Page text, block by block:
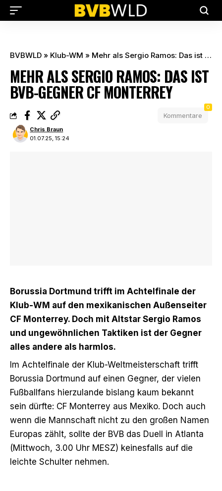
BVBWLD » Klub-WM » Mehr als Sergio Ramos: Das ist BVB-Gegner CF Monterrey
MEHR ALS SERGIO RAMOS: DAS IST
BVB-GEGNER CF MONTERREY
01.07.25, 15:24
Chris Braun
Kommentare
0
Borussia Dortmund trifft im Achtelfinale der
Klub-WM auf den mexikanischen Außenseiter
CF Monterrey. Doch mit Altstar Sergio Ramos
und ungewöhnlichen Taktiken ist der Gegner
alles andere als harmlos.
Im Achtelfinale der Klub-Weltmeisterschaft trifft
Borussia Dortmund auf einen Gegner, der vielen
Fußballfans hierzulande bislang kaum bekannt
sein dürfte: CF Monterrey aus Mexiko. Doch auch
wenn die Mannschaft nicht zu den großen Namen
Europas zählt, sollte der BVB das Duell in Atlanta
(Mittwoch, 3.00 Uhr MESZ) keinesfalls auf die
leichte Schulter nehmen.